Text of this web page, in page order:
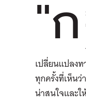
"ก
เปลี่ยนแปลง
ทุกครั้งที่เห็นว่
น่าสนใจและ